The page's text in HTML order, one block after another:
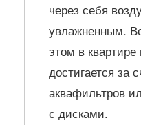
через себя
увлажненным.
этом в
достигается за
аквафильтров
с дисками.